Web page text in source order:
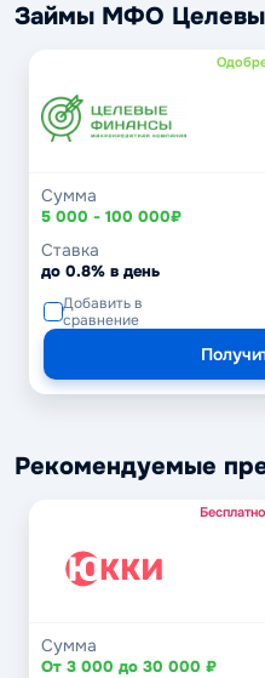
Займы МФО
Сумма
5 000 - 100 000₽
Ставка
до 0.8% в день
Добавить в
сравнение
Рекомендуемые
Сумма
От 3 000 до 30 000 ₽